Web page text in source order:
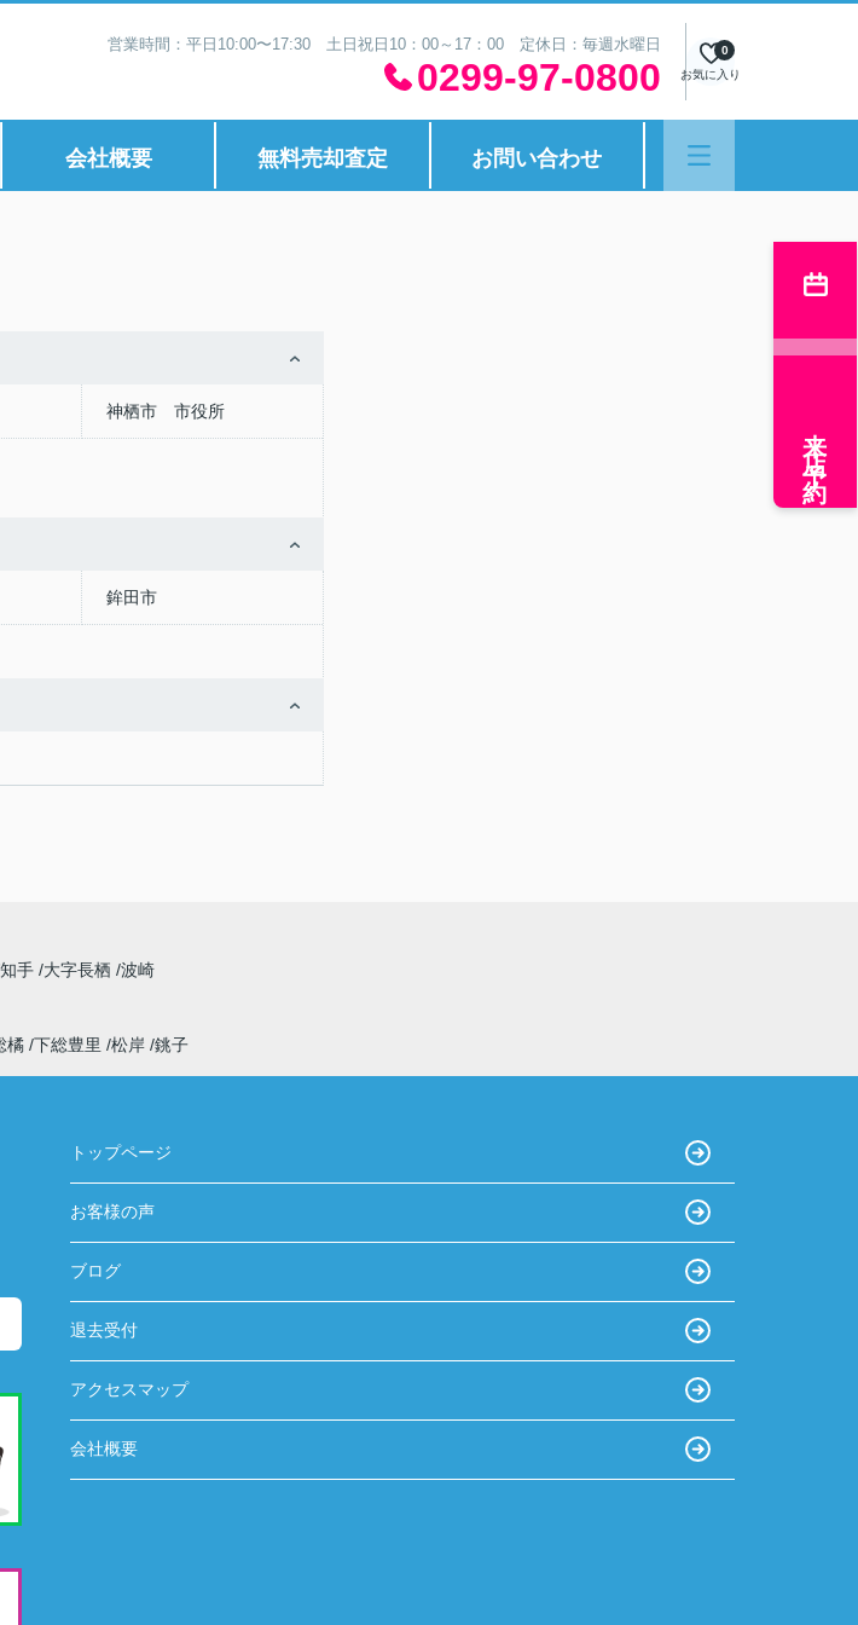
営業時間：平日10:00〜17:30 土日祝日10：00～17：00 定休日：毎週水曜日
0299-97-0800 お気に入り
0
会社概要 無料売却査定 お問い合わせ
神栖市 市役所
鉾田市
来店予約
知手 大字長栖 波崎
橘 下総豊里 松岸 銚子
トップページ
お客様の声
ブログ
退去受付
アクセスマップ
会社概要